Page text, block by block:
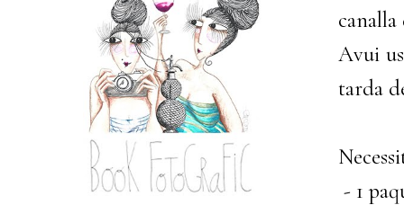
Avui
tarda
- 1